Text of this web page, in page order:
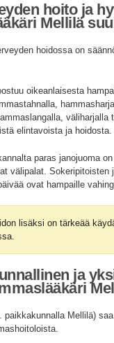
hoito ja
Mellilä
hoidossa on
oikeanlaisesta
elintavoista ja hoidosta.
paras janojuoma
välipalat.
ovat hampaille
lisäksi on tärkeää
ja
paikkakunnalla Mellilä)